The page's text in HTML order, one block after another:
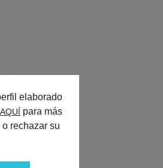
elaborado
AQUÍ para más
rechazar su